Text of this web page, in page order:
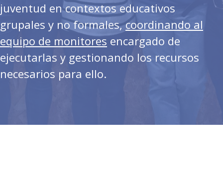
juventud en contextos educativos
grupales y no formales,coordinando al
equipo de monitores encargado de
ejecutarlas y gestionando los recursos
necesarios para ello.